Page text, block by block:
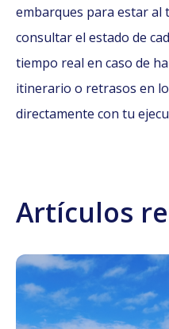
embarques para estar
consultar el estado de
tiempo real en caso de
itinerario o retrasos en
directamente con tu
Artículos